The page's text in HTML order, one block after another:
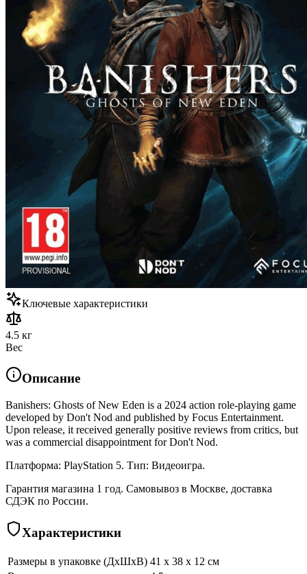
Ключевые характеристики
4.5 кг
Вес
Описание
Banishers: Ghosts of New Eden is a 2024 action role-playing game
developed by Don't Nod and published by Focus Entertainment.
Upon release, it received generally positive reviews from critics, but
was a commercial disappointment for Don't Nod.
Платформа: PlayStation 5. Тип: Видеоигра.
Гарантия магазина 1 год. Самовывоз в Москве, доставка
СДЭК по России.
Характеристики
Размеры в упаковке (ДхШхВ) 41 x 38 x 12 см